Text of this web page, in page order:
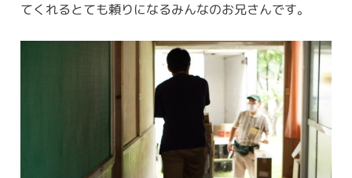
てくれるとても頼りになるみんなのお兄さんです。